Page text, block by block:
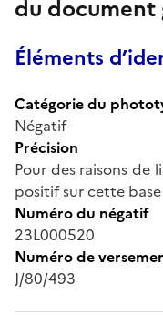
du document
Éléments
Catégorie du
Négatif
Précision
Pour des raisons de
positif sur cette base
Numéro du négatif
23L000520
Numéro de
J/80/493